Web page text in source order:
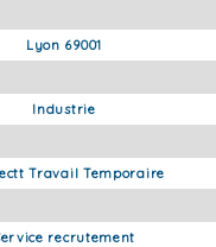
Lyon 69001
Industrie
Travail Temporaire
recrutement